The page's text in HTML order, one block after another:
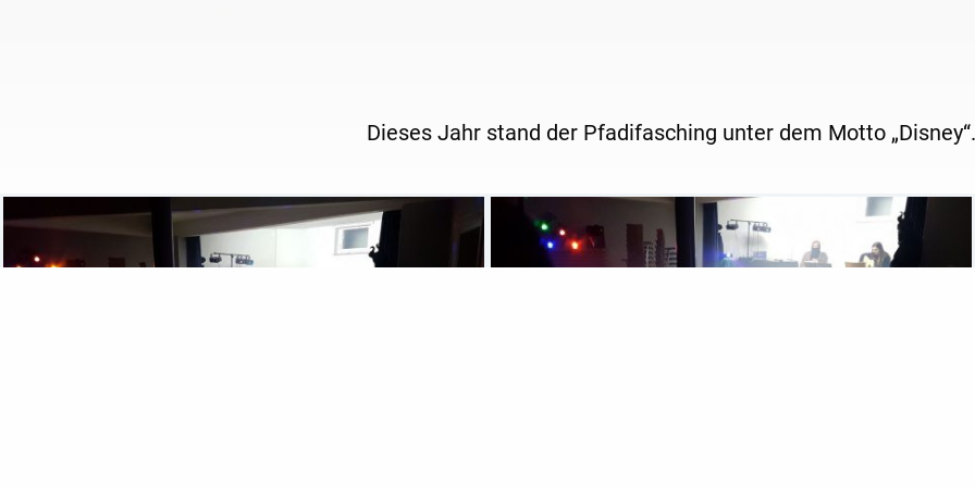
Dieses Jahr stand der Pfadifasching unter dem Motto „Disney“.